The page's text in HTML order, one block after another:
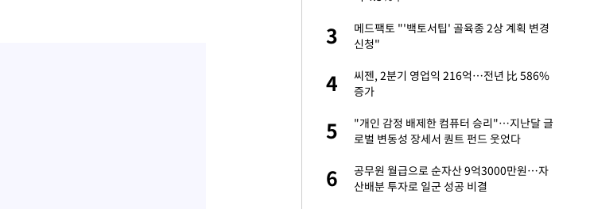
3
메드팩토 "'백토서팁' 골육종 2상 계획 변경
신청"
4
씨젠, 2분기 영업익 216억…전년 比 586%
증가
5
"개인 감정 배제한 컴퓨터 승리"…지난달 글
로벌 변동성 장세서 퀀트 펀드 웃었다
6
공무원 월급으로 순자산 9억3000만원…자
산배분 투자로 일군 성공 비결